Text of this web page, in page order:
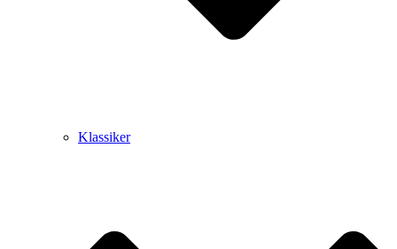
Klassiker